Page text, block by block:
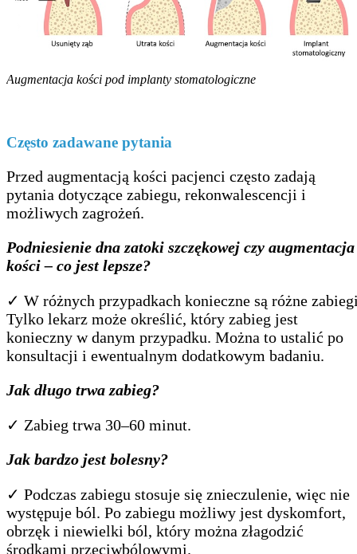
Augmentacja kości pod implanty stomatologiczne
Często zadawane pytania
Przed augmentacją kości pacjenci często zadają
pytania dotyczące zabiegu, rekonwalescencji i
możliwych zagrożeń.
Podniesienie dna zatoki szczękowej czy augmentacja
kości – co jest lepsze?
✓ W różnych przypadkach konieczne są różne
Tylko lekarz może określić, który zabieg jest
konieczny w danym przypadku. Można to ustalić po
konsultacji i ewentualnym dodatkowym badaniu.
Jak długo trwa zabieg?
✓ Zabieg trwa 30–60 minut.
Jak bardzo jest bolesny?
✓ Podczas zabiegu stosuje się znieczulenie, więc nie
występuje ból. Po zabiegu możliwy jest dyskomfort,
obrzęk i niewielki ból, który można złagodzić
środkami przeciwbólowymi.